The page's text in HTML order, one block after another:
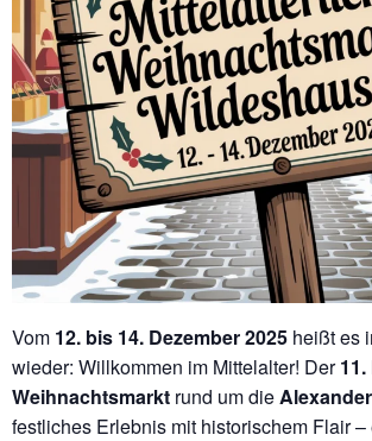
Vom 12. bis 14. Dezember 2025 heißt es
wieder: Willkommen im Mittelalter! Der
Weihnachtsmarkt rund um die
festliches Erlebnis mit historischem Flair